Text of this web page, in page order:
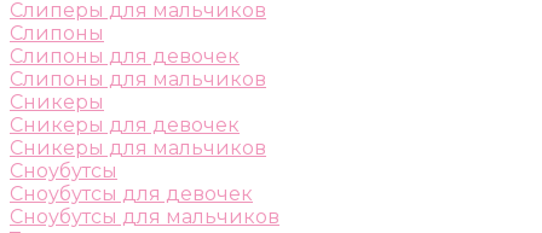
Слиперы для мальчиков
Слипоны
Слипоны для девочек
Слипоны для мальчиков
Сникеры
Сникеры для девочек
Сникеры для мальчиков
Сноубутсы
Сноубутсы для девочек
Сноубутсы для мальчиков